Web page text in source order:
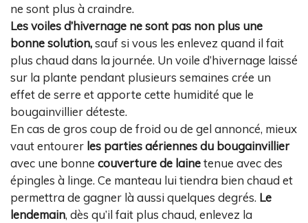
ne sont plus à craindre.
Les voiles d’hivernage ne sont pas non plus une
bonne solution,sauf si vous les enlevez quand il fait
plus chaud dans la journée. Un voile d’hivernage laissé
sur la plante pendant plusieurs semaines crée un
effet de serre et apporte cette humidité que le
bougainvillier déteste.
En cas de gros coup de froid ou de gel annoncé, mieux
vaut entourer les parties aériennes du bougainvillier
avec une bonne couverture de lainetenue avec des
épingles à linge. Ce manteau lui tiendra bien chaud et
permettra de gagner là aussi quelques degrés. Le
lendemain, dès qu’il fait plus chaud, enlevez la